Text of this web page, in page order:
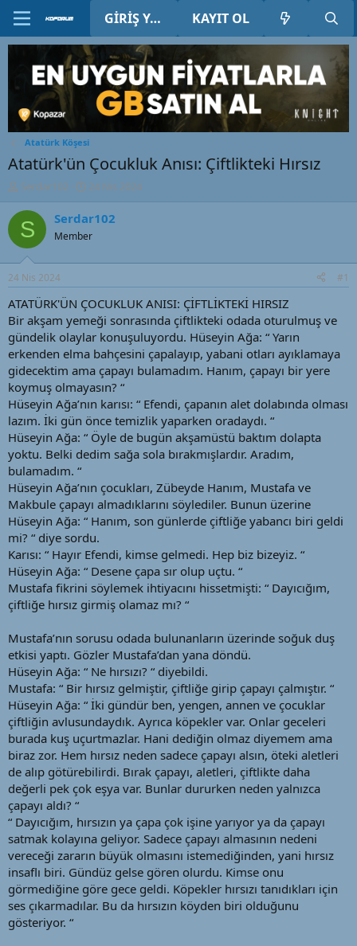
GIRIŞ YAP KAYIT OL
Atatürk Köşesi
Atatürk'ün Çocukluk Anısı: Çiftlikteki Hırsız
K
o
n
u
u
B
a
ş
a
t
a
n
Serdar102
B
a
ş
a
ı
ç
a
r
i
h
i
24 Nis 2024
S Serdar102
Member
24 Nis 2024 #1
ATATÜRK'ÜN ÇOCUKLUK ANISI: ÇİFTLİKTEKİ HIRSIZ
Bir akşam yemeği sonrasında çiftlikteki odada oturulmuş ve
gündelik olaylar konuşuluyordu. Hüseyin Ağa: “ Yarın
erkenden elma bahçesini çapalayıp, yabani otları ayıklamaya
gidecektim ama çapayı bulamadım. Hanım, çapayı bir yere
koymuş olmayasın? “
Hüseyin Ağa’nın karısı: “ Efendi, çapanın alet dolabında olması
lazım. İki gün önce temizlik yaparken oradaydı. “
Hüseyin Ağa: “ Öyle de bugün akşamüstü baktım dolapta
yoktu. Belki dedim sağa sola bırakmışlardır. Aradım,
bulamadım. “
Hüseyin Ağa’nın çocukları, Zübeyde Hanım, Mustafa ve
Makbule çapayı almadıklarını söylediler. Bunun üzerine
Hüseyin Ağa: “ Hanım, son günlerde çiftliğe yabancı biri geldi
mi? “ diye sordu.
Karısı: “ Hayır Efendi, kimse gelmedi. Hep biz bizeyiz. “
Hüseyin Ağa: “ Desene çapa sır olup uçtu. “
Mustafa fikrini söylemek ihtiyacını hissetmişti: “ Dayıcığım,
çiftliğe hırsız girmiş olamaz mı? “
Mustafa’nın sorusu odada bulunanların üzerinde soğuk duş
etkisi yaptı. Gözler Mustafa’dan yana döndü.
Hüseyin Ağa: “ Ne hırsızı? “ diyebildi.
Mustafa: “ Bir hırsız gelmiştir, çiftliğe girip çapayı çalmıştır. “
Hüseyin Ağa: “ İki gündür ben, yengen, annen ve çocuklar
çiftliğin avlusundaydık. Ayrıca köpekler var. Onlar geceleri
burada kuş uçurtmazlar. Hani dediğin olmaz diyemem ama
biraz zor. Hem hırsız neden sadece çapayı alsın, öteki aletleri
de alıp götürebilirdi. Bırak çapayı, aletleri, çiftlikte daha
değerli pek çok eşya var. Bunlar dururken neden yalnızca
çapayı aldı? “
“ Dayıcığım, hırsızın ya çapa çok işine yarıyor ya da çapayı
satmak kolayına geliyor. Sadece çapayı almasının nedeni
vereceği zararın büyük olmasını istemediğinden, yani hırsız
insaflı biri. Gündüz gelse gören olurdu. Kimse onu
görmediğine göre gece geldi. Köpekler hırsızı tanıdıkları için
ses çıkarmadılar. Bu da hırsızın köyden biri olduğunu
gösteriyor. “